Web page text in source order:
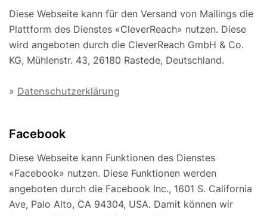
Diese Webseite kann für den Versand von Mailings die
Plattform des Dienstes «CleverReach» nutzen. Diese
wird angeboten durch die CleverReach GmbH & Co.
KG, Mühlenstr. 43, 26180 Rastede, Deutschland.
» Datenschutzerklärung
Facebook
Diese Webseite kann Funktionen des Dienstes
«Facebook» nutzen. Diese Funktionen werden
angeboten durch die Facebook Inc., 1601 S. California
Ave, Palo Alto, CA 94304, USA. Damit können wir